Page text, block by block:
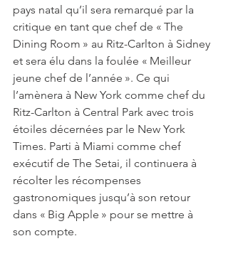
pays natal qu’il sera remarqué par la
critique en tant que chef de « The
Dining Room » au Ritz-Carlton à Sidney
et sera élu dans la foulée « Meilleur
jeune chef de l’année ». Ce qui
l’amènera à New York comme chef du
Ritz-Carlton à Central Park avec trois
étoiles décernées par le New York
Times. Parti à Miami comme chef
exécutif de The Setai, il continuera à
récolter les récompenses
gastronomiques jusqu’à son retour
dans « Big Apple » pour se mettre à
son compte.